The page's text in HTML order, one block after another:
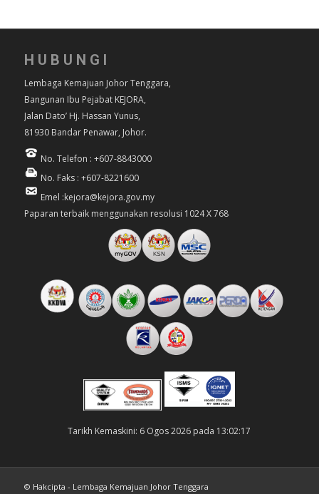
HUBUNGI
Lembaga Kemajuan Johor Tenggara,
Bangunan Ibu Pejabat KEJORA,
Jalan Dato’ Hj. Hassan Yunus,
81930 Bandar Penawar, Johor.
No. Telefon : +607-8843000
No. Faks : +607-8221600
Emel :kejora@kejora.gov.my
Paparan terbaik menggunakan resolusi 1024 X 768
Tarikh Kemaskini: 6 Ogos 2026 pada 13:02:17
© Hakcipta - Lembaga Kemajuan Johor Tenggara